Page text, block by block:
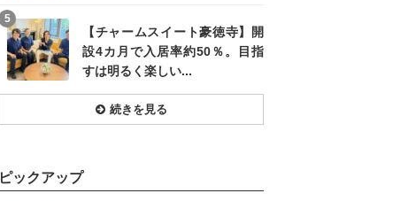
【チャームスイート豪徳寺】開
設4カ月で入居率約50％。目指
すは明るく楽しい...
5
続きを見る
ピックアップ